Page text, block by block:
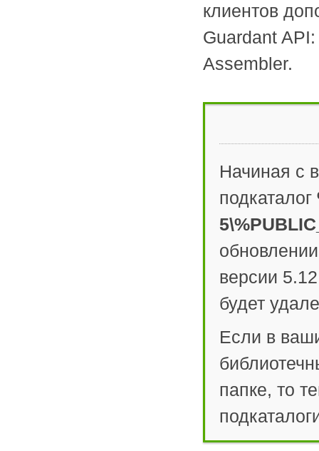
клиентов
Guardant
Assembler.
Начиная с
подкаталог
версии
будет
Если в
папке, то